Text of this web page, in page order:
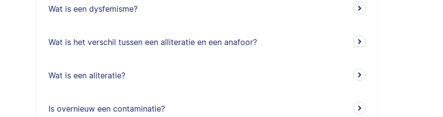
Wat is een dysfemisme?
Wat is het verschil tussen een alliteratie en een anafoor?
Wat is een aliteratie?
Is overnieuw een contaminatie?